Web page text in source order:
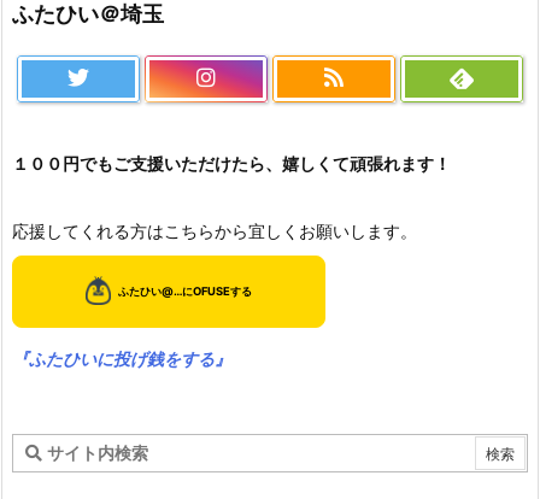
ふたひい＠埼玉
１００円でもご支援いただけたら、嬉しくて頑張れます！
応援してくれる方はこちらから宜しくお願いします。
『ふたひいに投げ銭をする』